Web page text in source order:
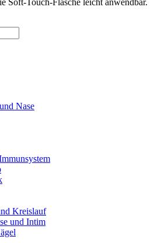
Sie bitte der
über eine moderne
biologischer Substanzen:
bildet einen stabilen und
auf der Hornhaut, ohne die
Wasserbindungskapazität, wirkt daher
erfrischt das Auge und schützt es
– geeignet für Kontaktlinsenträger.
Nase
Kreislauf
und Intim